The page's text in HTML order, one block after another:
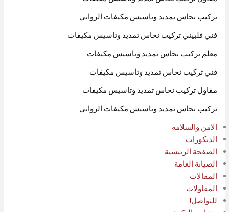
تركيب نحاس تمديد وتاسيس مكيفات الروابي
فني فلبيني تركيب نحاس تمديد وتاسيس مكيفات
معلم تركيب نحاس تمديد وتاسيس مكيفات
فني تركيب نحاس تمديد وتاسيس مكيفات
مقاول تركيب نحاس تمديد وتاسيس مكيفات
تركيب نحاس تمديد وتاسيس مكيفات الروابي
الامن والسلامة
الديكورات
الصفحة الرئيسية
الصيانة العامة
المقالات
المقاولات
للتواصل!